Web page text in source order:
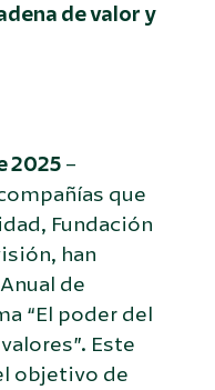
de valor y
2025 –
que
Fundación
han
de
“El poder del
Este
objetivo de